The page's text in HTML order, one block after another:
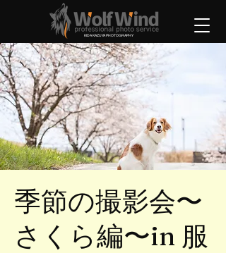
KIDA KAZUYA PHOTOGRAPHY
季節の撮影会〜
さくら編〜in 服